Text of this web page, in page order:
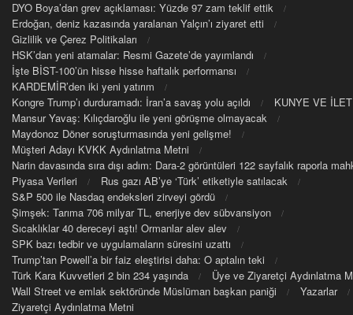
DYO Boya’dan grev açıklaması: Yüzde 97 zam teklif ettik
Erdoğan, deniz kazasında yaralanan Yalçın’ı ziyaret etti
Gizlilik ve Çerez Politikaları
HSK’dan yeni atamalar: Resmi Gazete’de yayımlandı
İşte BİST-100’ün hisse hisse haftalık performansı
KARDEMİR’den iki yeni yatırım
Kongre Trump’ı durduramadı: İran’a savaş yolu açıldı
KUNYE VE
Mansur Yavaş: Kılıçdaroğlu ile yeni görüşme olmayacak
Maydonoz Döner soruşturmasında yeni gelişme!
Müşteri Adayı KVKK Aydınlatma Metni
Narin davasında sıra dışı adım: Dara-2 görüntüleri 122 sayfalık raporla
Piyasa Verileri
Rus gazı AB’ye ‘Türk’ etiketiyle satılacak
S&P 500 ile Nasdaq endeksleri zirveyi gördü
Şimşek: Tarıma 706 milyar TL, enerjiye dev sübvansiyon
Sıcaklıklar 40 dereceyi aştı! Ormanlar alev alev
SPK bazı tedbir ve uygulamaların süresini uzattı
Trump’tan Powell’a bir faiz eleştirisi daha: O aptalın teki
Türk Kara Kuvvetleri 2 bin 234 yaşında
Üye ve Ziyaretçi Aydınlatma
Wall Street ve emlak sektöründe Müslüman başkan paniği
Yazarlar
Ziyaretçi Aydınlatma Metni